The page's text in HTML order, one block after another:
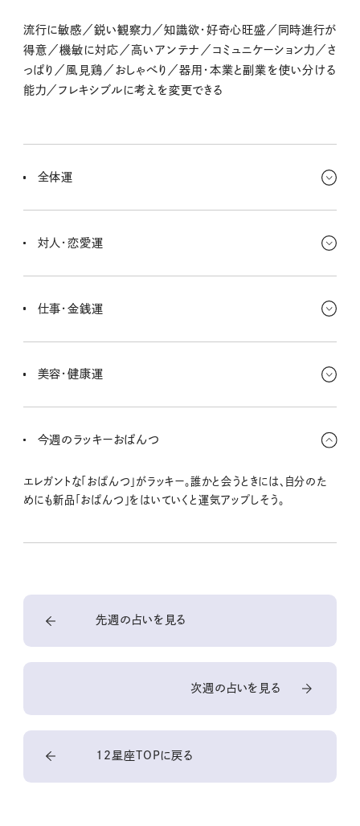
流行に敏感／鋭い観察力／知識欲・好奇心旺盛／同時進行が
得意／機敏に対応／高いアンテナ／コミュニケーション力／さ
っぱり／風見鶏／おしゃべり／器用・本業と副業を使い分ける
能力／フレキシブルに考えを変更できる
全体運
たくさん生まれる時期なんだ。これから年末にかけて賑やかな雰囲
対人・恋愛運
て熱がこもっていきそうなんだ。これから予定表はどんどんいっぱい
仕事・金銭運
誰かにプレゼントを考えたりするのは楽しいよね。誰かのためにお
美容・健康運
なりがちなのは注意しよう。外食も続くから、家ではできるだけお酒
今週のラッキーおぱんつ
エレガントな「おぱんつ」がラッキー。誰かと会うときには、自分のた
めにも新品「おぱんつ」をはいていくと運気アップしそう。
先週の占いを見る
次週の占いを見る
12星座TOPに戻る